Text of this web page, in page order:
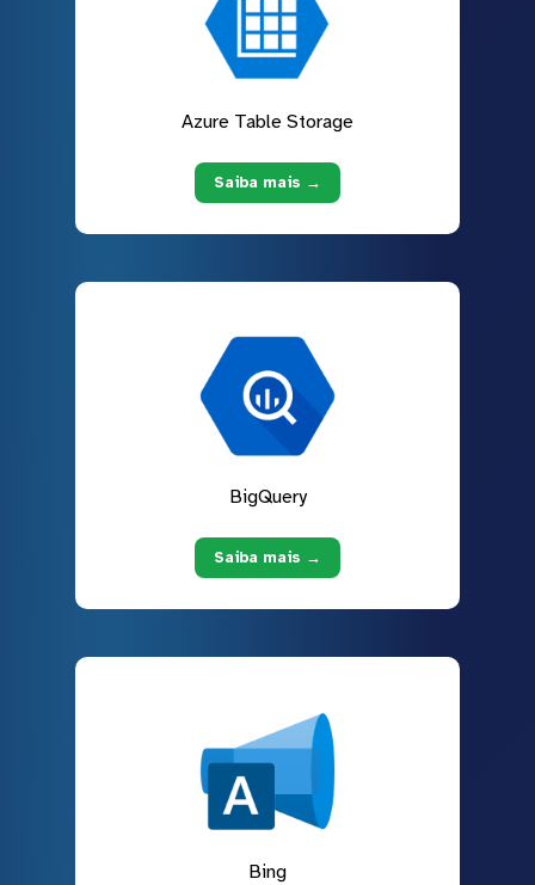
Azure Table Storage
Saiba mais →
BigQuery
Saiba mais →
Bing